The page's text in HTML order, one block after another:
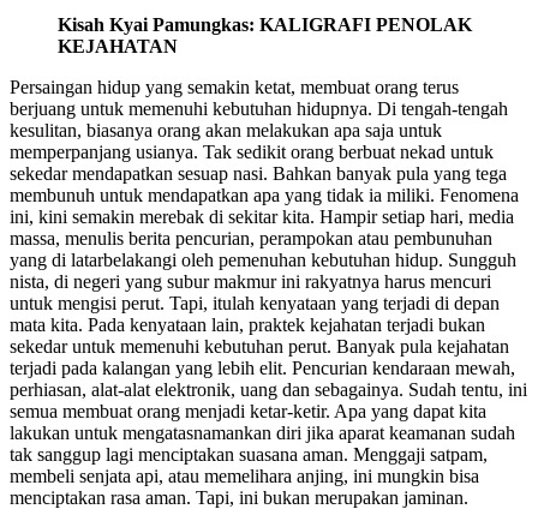
Kisah Kyai Pamungkas: KALIGRAFI PENOLAK
KEJAHATAN
Persaingan hidup yang semakin ketat, membuat orang terus
berjuang untuk memenuhi kebutuhan hidupnya. Di tengah-tengah
kesulitan, biasanya orang akan melakukan apa saja untuk
memperpanjang usianya. Tak sedikit orang berbuat nekad untuk
sekedar mendapatkan sesuap nasi. Bahkan banyak pula yang tega
membunuh untuk mendapatkan apa yang tidak ia miliki. Fenomena
ini, kini semakin merebak di sekitar kita. Hampir setiap hari, media
massa, menulis berita pencurian, perampokan atau pembunuhan
yang di latarbelakangi oleh pemenuhan kebutuhan hidup. Sungguh
nista, di negeri yang subur makmur ini rakyatnya harus mencuri
untuk mengisi perut. Tapi, itulah kenyataan yang terjadi di depan
mata kita. Pada kenyataan lain, praktek kejahatan terjadi bukan
sekedar untuk memenuhi kebutuhan perut. Banyak pula kejahatan
terjadi pada kalangan yang lebih elit. Pencurian kendaraan mewah,
perhiasan, alat-alat elektronik, uang dan sebagainya. Sudah tentu, ini
semua membuat orang menjadi ketar-ketir. Apa yang dapat kita
lakukan untuk mengatasnamankan diri jika aparat keamanan sudah
tak sanggup lagi menciptakan suasana aman. Menggaji satpam,
membeli senjata api, atau memelihara anjing, ini mungkin bisa
menciptakan rasa aman. Tapi, ini bukan merupakan jaminan.